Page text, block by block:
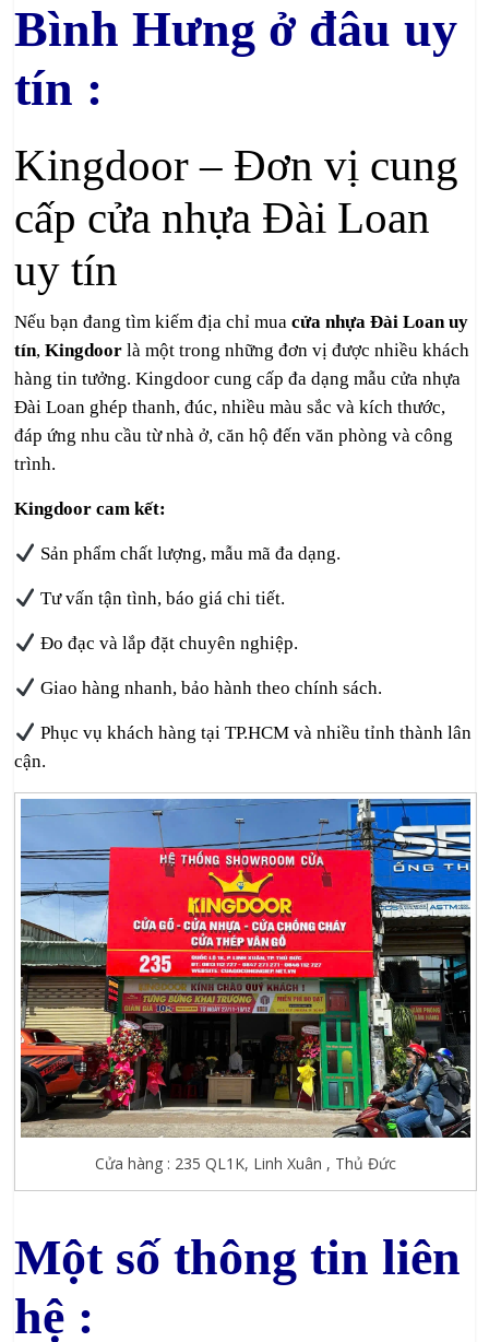
Bình Hưng ở đâu uy
tín :
Kingdoor – Đơn vị cung
cấp cửa nhựa Đài Loan
uy tín
Nếu bạn đang tìm kiếm địa chỉ muacửa nhựa Đài Loan uy
tín,Kingdoor là một trong những đơn vị được nhiều khách
hàng tin tưởng. Kingdoor cung cấp đa dạng mẫu cửa nhựa
Đài Loan ghép thanh, đúc, nhiều màu sắc và kích thước,
đáp ứng nhu cầu từ nhà ở, căn hộ đến văn phòng và công
trình.
Kingdoor cam kết:
Sản phẩm chất lượng, mẫu mã đa dạng.
Tư vấn tận tình, báo giá chi tiết.
Đo đạc và lắp đặt chuyên nghiệp.
Giao hàng nhanh, bảo hành theo chính sách.
Phục vụ khách hàng tại TP.HCM và nhiều tỉnh thành lân
cận.
Cửa hàng : 235 QL1K, Linh Xuân , Thủ Đức
Một số thông tin liên
hệ :